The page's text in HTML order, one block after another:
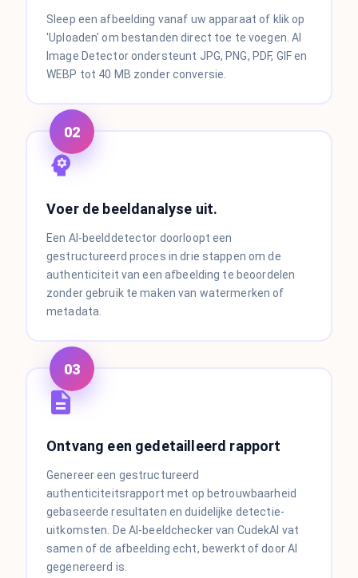
Sleep een afbeelding vanaf uw apparaat of klik op
'Uploaden' om bestanden direct toe te voegen. AI
Image Detector ondersteunt JPG, PNG, PDF, GIF en
WEBP tot 40 MB zonder conversie.
02
Voer de beeldanalyse uit.
Een AI-beelddetector doorloopt een
gestructureerd proces in drie stappen om de
authenticiteit van een afbeelding te beoordelen
zonder gebruik te maken van watermerken of
metadata.
03
Ontvang een gedetailleerd rapport
Genereer een gestructureerd
authenticiteitsrapport met op betrouwbaarheid
gebaseerde resultaten en duidelijke detectie-
uitkomsten. De AI-beeldchecker van CudekAI vat
samen of de afbeelding echt, bewerkt of door AI
gegenereerd is.